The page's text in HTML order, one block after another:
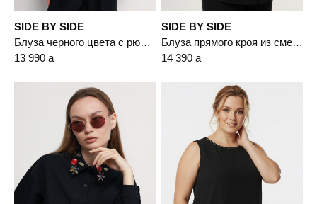
SIDE BY SIDE
Блуза черного цвета с рюшами
13 990 a
SIDE BY SIDE
Блуза прямого кроя из смесового хлопка
14 390 a